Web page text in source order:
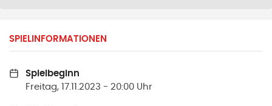
SPIELINFORMATIONEN
Spielbeginn
Freitag, 17.11.2023 - 20:00 Uhr